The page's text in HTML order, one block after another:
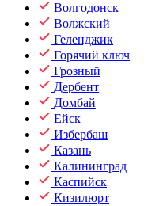
Волгодонск
Волжский
Геленджик
Горячий ключ
Грозный
Дербент
Домбай
Ейск
Избербаш
Казань
Калининград
Каспийск
Кизилюрт